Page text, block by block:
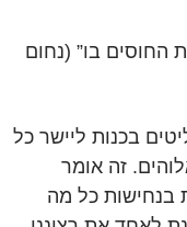
החוסים בו” (נחום
בכנות ליישר כל
זה אומר
בנחישות כל מה